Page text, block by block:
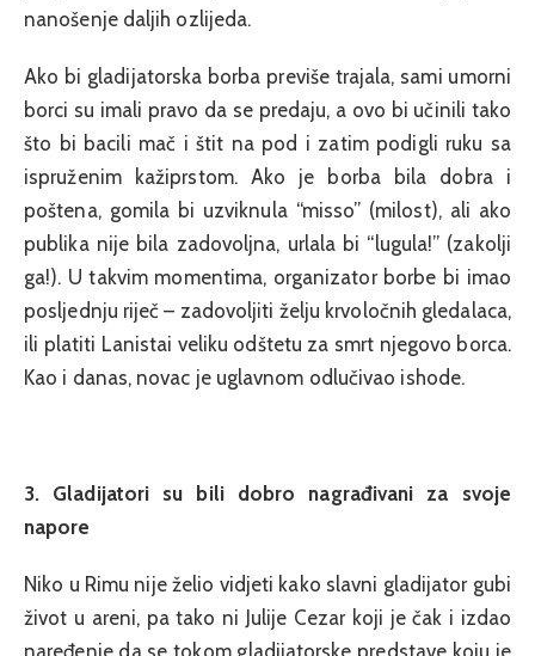
nanošenje daljih ozlijeda.
Ako bi gladijatorska borba previše trajala, sami umorni
borci su imali pravo da se predaju, a ovo bi učinili tako
što bi bacili mač i štit na pod i zatim podigli ruku sa
ispruženim kažiprstom. Ako je borba bila dobra i
poštena, gomila bi uzviknula “misso” (milost), ali ako
publika nije bila zadovoljna, urlala bi “lugula!” (zakolji
ga!). U takvim momentima, organizator borbe bi imao
posljednju riječ – zadovoljiti želju krvoločnih gledalaca,
ili platiti Lanistai veliku odštetu za smrt njegovo borca.
Kao i danas, novac je uglavnom odlučivao ishode.
3. Gladijatori su bili dobro nagrađivani za svoje
napore
Niko u Rimu nije želio vidjeti kako slavni gladijator gubi
život u areni, pa tako ni Julije Cezar koji je čak i izdao